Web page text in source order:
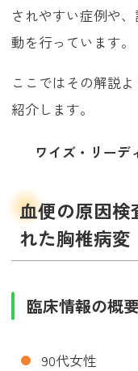
されやすい症例や
動を行っています。
ここではその解説
紹介します。
ワイズ・リーデ
血便の原因検
れた胸椎病変
臨床情報の概
90代女性